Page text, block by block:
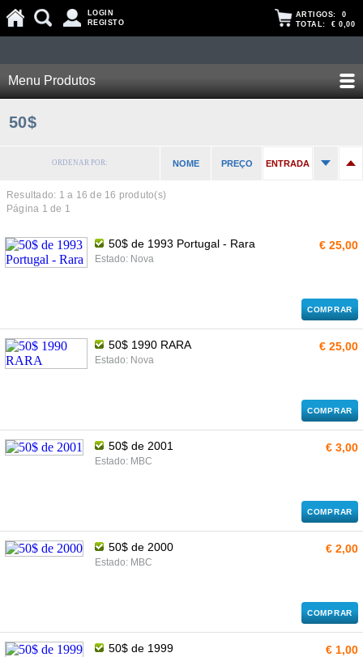
LOGIN
REGISTO
ARTIGOS: 0
TOTAL: € 0,00
Menu Produtos
50$
ORDENAR POR: NOME PREÇO ENTRADA
Resultado: 1 a 16 de 16 produto(s)
Página 1 de 1
50$ de 1993 Portugal - Rara
Estado: Nova
€ 25,00
COMPRAR
50$ 1990 RARA
Estado: Nova
€ 25,00
COMPRAR
50$ de 2001
Estado: MBC
€ 3,00
COMPRAR
50$ de 2000
Estado: MBC
€ 2,00
COMPRAR
50$ de 1999 € 1,00